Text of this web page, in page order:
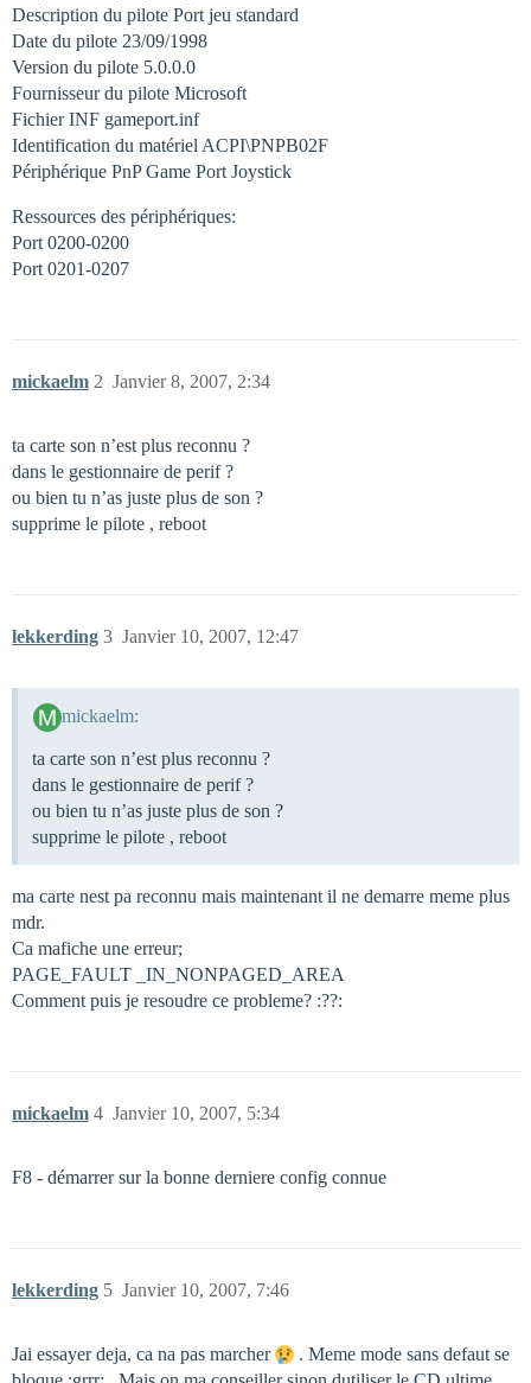
Description du pilote Port jeu standard
Date du pilote 23/09/1998
Version du pilote 5.0.0.0
Fournisseur du pilote Microsoft
Fichier INF gameport.inf
Identification du matériel ACPI\PNPB02F
Périphérique PnP Game Port Joystick
Ressources des périphériques:
Port 0200-0200
Port 0201-0207
mickaelm Janvier 8, 2007, 2:34
2
ta carte son n’est plus reconnu ?
dans le gestionnaire de perif ?
ou bien tu n’as juste plus de son ?
supprime le pilote , reboot
lekkerding Janvier 10, 2007, 12:47
3
mickaelm:
ta carte son n’est plus reconnu ?
dans le gestionnaire de perif ?
ou bien tu n’as juste plus de son ?
supprime le pilote , reboot
ma carte nest pa reconnu mais maintenant il ne demarre meme plus
mdr.
Ca mafiche une erreur;
PAGE_FAULT _IN_NONPAGED_AREA
Comment puis je resoudre ce probleme? :??:
mickaelm Janvier 10, 2007, 5:34
4
F8 - démarrer sur la bonne derniere config connue
lekkerding Janvier 10, 2007, 7:46
5
Jai essayer deja, ca na pas marcher
. Meme mode sans defaut se